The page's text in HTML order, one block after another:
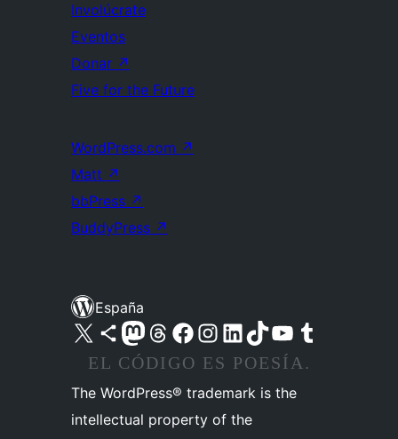
Involúcrate
Eventos
Donar ↗
Five for the Future
WordPress.com ↗
Matt ↗
bbPress ↗
BuddyPress ↗
España
Visita nuestra cuenta de X (anteriormente Twitter)
Visita nuestra cuenta de Bluesky
Visita nuestra cuenta de Mastodon
Visita nuestra cuenta de Threads
Visita nuestra página de Facebook
Visita nuestra cuenta de Instagram
Visita nuestra cuenta de LinkedIn
Visita nuestra cuenta de TikTok
Visita nuestro canal de YouTube
Visita nuestra cuenta de Tumblr
EL CÓDIGO ES POESÍA.
The WordPress® trademark is the
intellectual property of the